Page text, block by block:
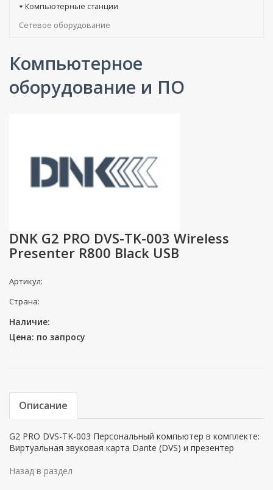
Компьютерные станции
Сетевое оборудование
Компьютерное
оборудование и ПО
DNK G2 PRO DVS-TK-003 Wireless
Presenter R800 Black USB
Артикул:
Страна:
Наличие:
Цена: по запросу
Описание
G2 PRO DVS-TK-003 Персональный компьютер в комплекте:
Виртуальная звуковая карта Dante (DVS) и презентер
Назад в раздел